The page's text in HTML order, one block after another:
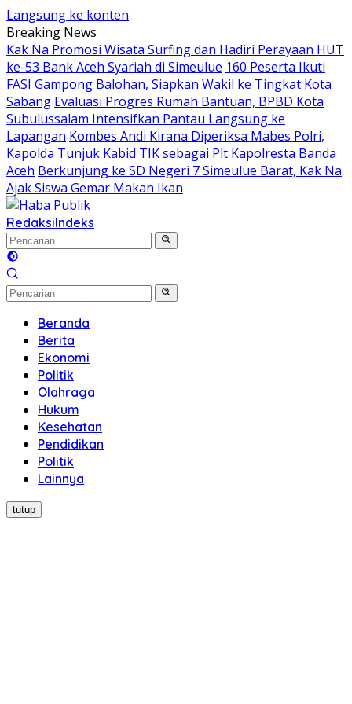
Langsung ke konten
Breaking News
Kak Na Promosi Wisata Surfing dan Hadiri Perayaan HUT
ke-53 Bank Aceh Syariah di Simeulue 160 Peserta Ikuti
FASI Gampong Balohan, Siapkan Wakil ke Tingkat Kota
Sabang Evaluasi Progres Rumah Bantuan, BPBD Kota
Subulussalam Intensifkan Pantau Langsung ke
Lapangan Kombes Andi Kirana Diperiksa Mabes Polri,
Kapolda Tunjuk Kabid TIK sebagai Plt Kapolresta Banda
Aceh Berkunjung ke SD Negeri 7 Simeulue Barat, Kak Na
Ajak Siswa Gemar Makan Ikan
RedaksiIndeks
Beranda
Berita
Ekonomi
Politik
Olahraga
Hukum
Kesehatan
Pendidikan
Politik
Lainnya
tutup